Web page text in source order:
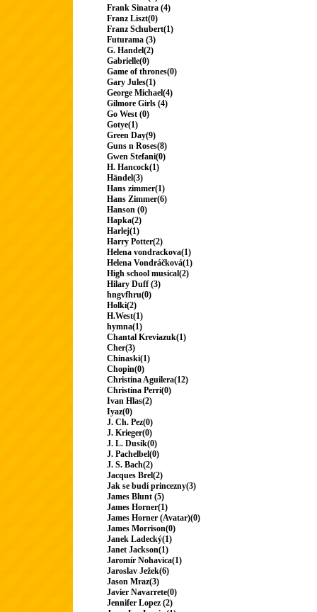
Frank Sinatra (4)
Franz Liszt(0)
Franz Schubert(1)
Futurama (3)
G. Handel(2)
Gabrielle(0)
Game of thrones(0)
Gary Jules(1)
George Michael(4)
Gilmore Girls (4)
Go West (0)
Gotye(1)
Green Day(9)
Guns n Roses(8)
Gwen Stefani(0)
H. Hancock(1)
Händel(3)
Hans zimmer(1)
Hans Zimmer(6)
Hanson (0)
Hapka(2)
Harlej(1)
Harry Potter(2)
Helena vondrackova(1)
Helena Vondráčková(1)
High school musical(2)
Hilary Duff (3)
hngvfhru(0)
Holki(2)
H.West(1)
hymna(1)
Chantal Kreviazuk(1)
Cher(3)
Chinaski(1)
Chopin(0)
Christina Aguilera(12)
Christina Perri(0)
Ivan Hlas(2)
Iyaz(0)
J. Ch. Pez(0)
J. Krieger(0)
J. L. Dusík(0)
J. Pachelbel(0)
J. S. Bach(2)
Jacques Brel(2)
Jak se budí princezny(3)
James Blunt (5)
James Horner(1)
James Horner (Avatar)(0)
James Morrison(0)
Janek Ladecký(1)
Janet Jackson(1)
Jaromír Nohavica(1)
Jaroslav Ježek(6)
Jason Mraz(3)
Javier Navarrete(0)
Jennifer Lopez (2)